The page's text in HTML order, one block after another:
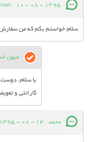
10 - 08 - 1395
سلام خواستم بگم که من
میهن
با سلام. دوست
گارانتی و
محمد 14 - 08 - 1395